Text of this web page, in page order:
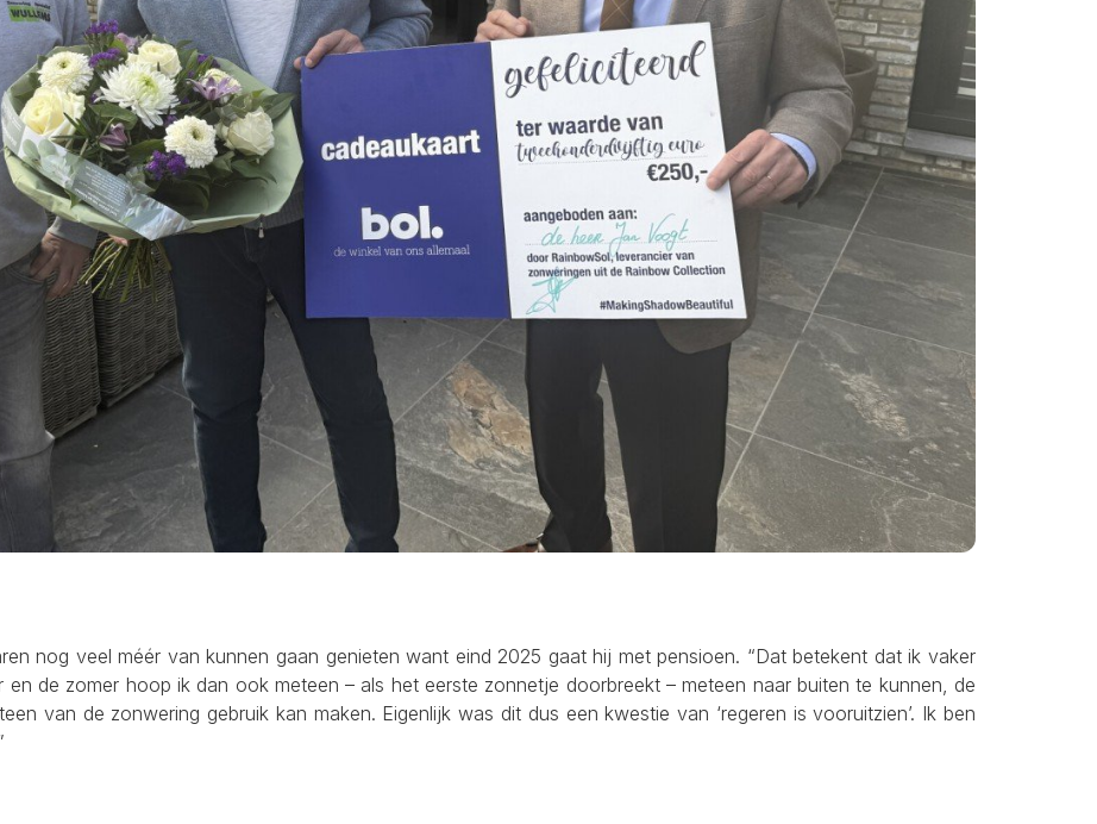
nog veel méér van kunnen gaan genieten want eind 2025 gaat hij met pensioen. “Dat betekent dat ik vaker
de zomer hoop ik dan ook meteen – als het eerste zonnetje doorbreekt – meteen naar buiten te kunnen, de
van de zonwering gebruik kan maken. Eigenlijk was dit dus een kwestie van ‘regeren is vooruitzien’. Ik ben